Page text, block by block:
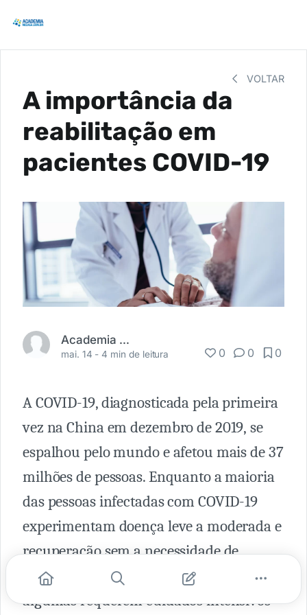
VOLTAR
A importância da
reabilitação em
pacientes COVID-19
Academia Médica
mai. 14 -4 min de leitura 0 0 0
A COVID-19, diagnosticada pela primeira
vez na China em dezembro de 2019, se
espalhou pelo mundo e afetou mais de 37
milhões de pessoas. Enquanto a maioria
das pessoas infectadas com COVID-19
experimentam doença leve a moderada e
recuperação sem a necessidade de
hospitalização ou intervenção médica,
algumas requerem cuidados intensivos